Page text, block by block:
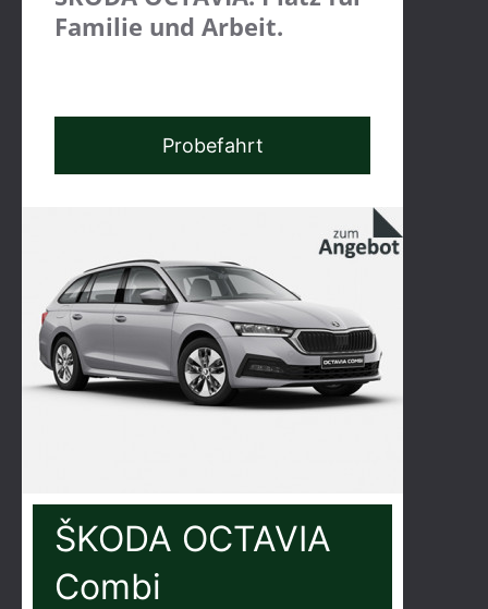
Familie und Arbeit.
Probefahrt
ŠKODA OCTAVIA
Combi